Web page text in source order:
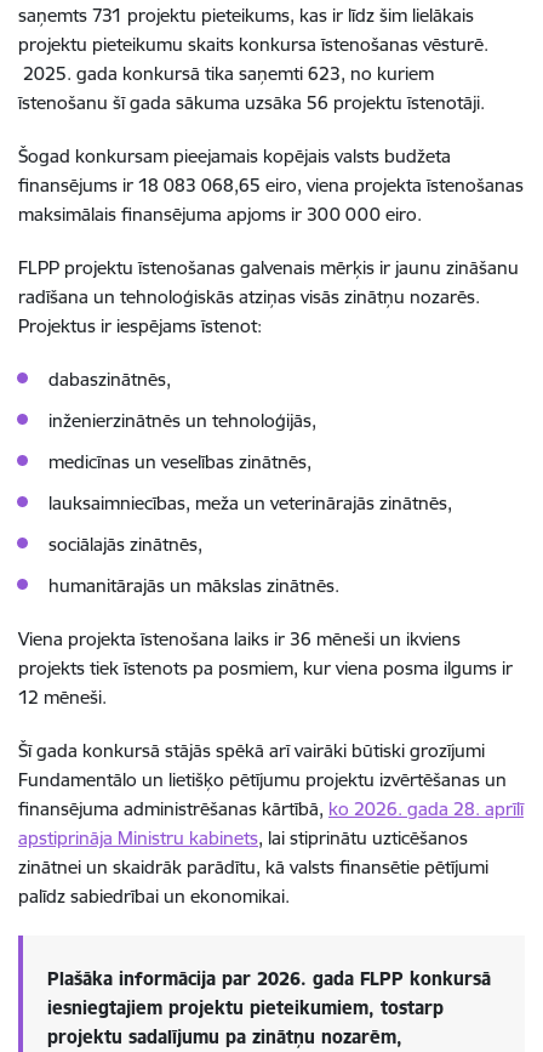
saņemts 731 projektu pieteikums, kas ir līdz šim lielākais
projektu pieteikumu skaits konkursa īstenošanas vēsturē.
2025. gada konkursā tika saņemti 623, no kuriem
īstenošanu šī gada sākuma uzsāka 56 projektu īstenotāji.
Šogad konkursam pieejamais kopējais valsts budžeta
finansējums ir 18 083 068,65 eiro, viena projekta īstenošanas
maksimālais finansējuma apjoms ir 300 000 eiro.
FLPP projektu īstenošanas galvenais mērķis ir jaunu zināšanu
radīšana un tehnoloģiskās atziņas visās zinātņu nozarēs.
Projektus ir iespējams īstenot:
dabaszinātnēs,
inženierzinātnēs un tehnoloģijās,
medicīnas un veselības zinātnēs,
lauksaimniecības, meža un veterinārajās zinātnēs,
sociālajās zinātnēs,
humanitārajās un mākslas zinātnēs.
Viena projekta īstenošana laiks ir 36 mēneši un ikviens
projekts tiek īstenots pa posmiem, kur viena posma ilgums ir
12 mēneši.
Šī gada konkursā stājās spēkā arī vairāki būtiski grozījumi
Fundamentālo un lietišķo pētījumu projektu izvērtēšanas un
finansējuma administrēšanas kārtībā, ko 2026. gada 28. aprīlī
apstiprināja Ministru kabinets, lai stiprinātu uzticēšanos
zinātnei un skaidrāk parādītu, kā valsts finansētie pētījumi
palīdz sabiedrībai un ekonomikai.
Plašāka informācija par 2026. gada FLPP konkursā
iesniegtajiem projektu pieteikumiem, tostarp
projektu sadalījumu pa zinātņu nozarēm,